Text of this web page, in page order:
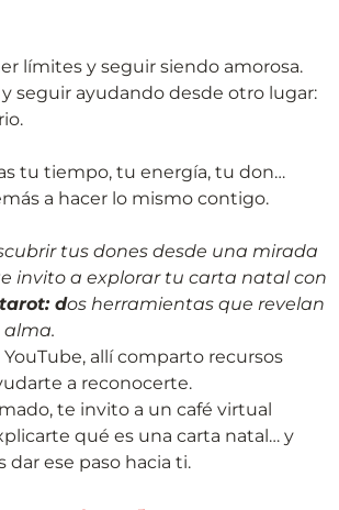
límites y seguir siendo amorosa.
seguir ayudando desde otro lugar:
tu tiempo, tu energía, tu don…
a hacer lo mismo contigo.
tus dones desde una mirada
invito a explorar tu carta natal con
dos herramientas que revelan
alma.
allí comparto recursos
a reconocerte.
te invito a un café virtual
qué es una carta natal… y
dar ese paso hacia ti.